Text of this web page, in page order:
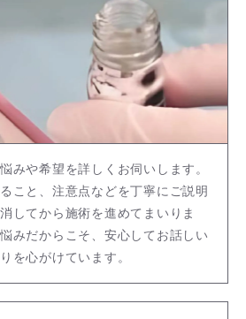
みや希望を詳しくお伺いします。
こと、注意点などを丁寧にご説明
してから施術を進めてまいりま
みだからこそ、安心してお話しい
を心がけています。